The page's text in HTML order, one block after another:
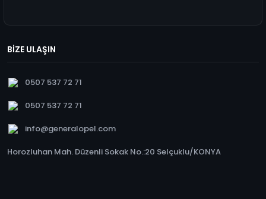
BİZE ULAŞIN
0507 537 72 71
0507 537 72 71
info@generalopel.com
Horozluhan Mah. Düzenli Sokak No.:20 Selçuklu/KONYA